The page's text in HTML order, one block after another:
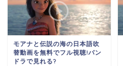
モアナと伝説の海の日本語吹
替動画を無料でフル視聴!パン
ドラで見れる?